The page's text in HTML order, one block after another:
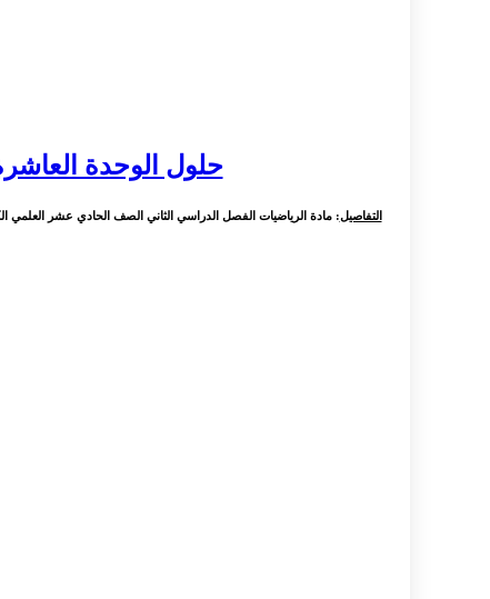
حلول الوحدة
التفاصيل: مادة الرياضيات الفصل الدراسي الثاني الصف الحادي عشر العلمي